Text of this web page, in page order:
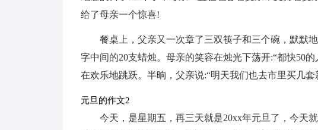
给了母亲一个惊喜!
餐桌上，父亲又一次章了三双筷子和三个碗，默默
字中间的20支蜡烛。母亲的笑容在烛光下荡开:“都快50
在欢乐地跳跃。半晌，父亲说:“明天我们也去市里买几套
元旦的作文2
今天，是星期五，再三天就是20xx年元旦了，今天